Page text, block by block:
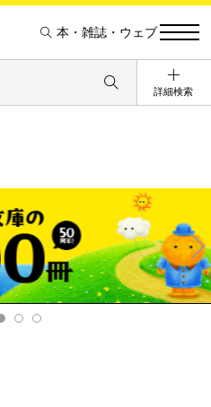
本・雑誌・ウェブ
詳細検索
Ne
xt